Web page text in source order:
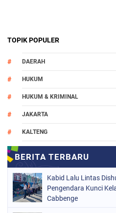
TOPIK POPULER
DAERAH
HUKUM
HUKUM & KRIMINAL
JAKARTA
KALTENG
NASIONAL
ORGANISASI
PERISTIWA
Kabid Lalu Lintas
Pengendara Kunci
Cabbenge